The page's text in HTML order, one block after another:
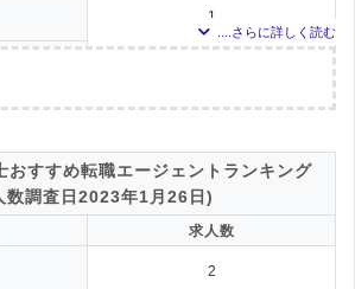
1
by
0
・OT・ST
0
0
ロー
調査対象とした転職エージェントについて
転職エージェント」という検索ワードで検索して掲載し
介事業許可』を取得している」企業を対象。
おすすめ転職エージェントランキング
数調査日2023年1月26日)
求人数
2